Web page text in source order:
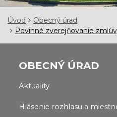
Úvod
Obecný úrad
Povinné zverejňovanie
OBECNÝ ÚRAD
Aktuality
Hlásenie rozhlasu a